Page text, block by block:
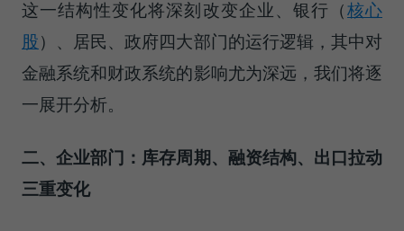
这一结构性变化将深刻改变企业、 银行（核心
股） 、居民、政府四大部门的运行逻辑，其中对
金融系统和财政系统的影响尤为深远，我们将逐
一展开分析。
二、企业部门：库存周期、融资结构、出口拉动
三重变化